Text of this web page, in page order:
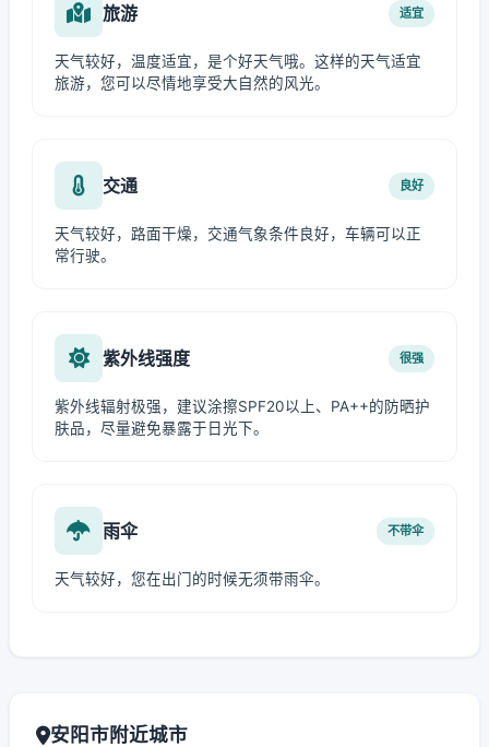
旅游 适宜
天气较好，温度适宜，是个好天气哦。这样的天气适宜
旅游，您可以尽情地享受大自然的风光。
交通 良好
天气较好，路面干燥，交通气象条件良好，车辆可以正
常行驶。
紫外线强度 很强
紫外线辐射极强，建议涂擦SPF20以上、PA++的防晒护
肤品，尽量避免暴露于日光下。
雨伞 不带伞
天气较好，您在出门的时候无须带雨伞。
安阳市附近城市